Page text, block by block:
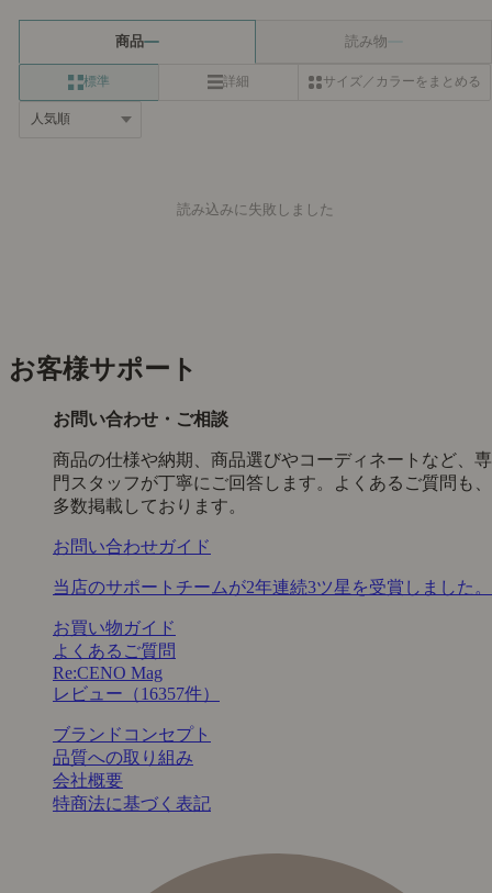
商品 読み物
標準 詳細 サイズ／カラーをまとめる
読み込みに失敗しました
お客様サポート
お問い合わせ・ご相談
商品の仕様や納期、商品選びやコーディネートなど、専
門スタッフが丁寧にご回答します。よくあるご質問も、
多数掲載しております。
お問い合わせガイド
当店のサポートチームが2年連続3ツ星を受賞しました。
お買い物ガイド
よくあるご質問
Re:CENO Mag
レビュー（16357件）
ブランドコンセプト
品質への取り組み
会社概要
特商法に基づく表記